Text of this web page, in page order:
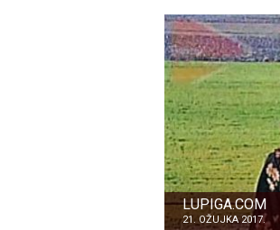
LUPIGA.COM
21. OŽUJKA 2017.